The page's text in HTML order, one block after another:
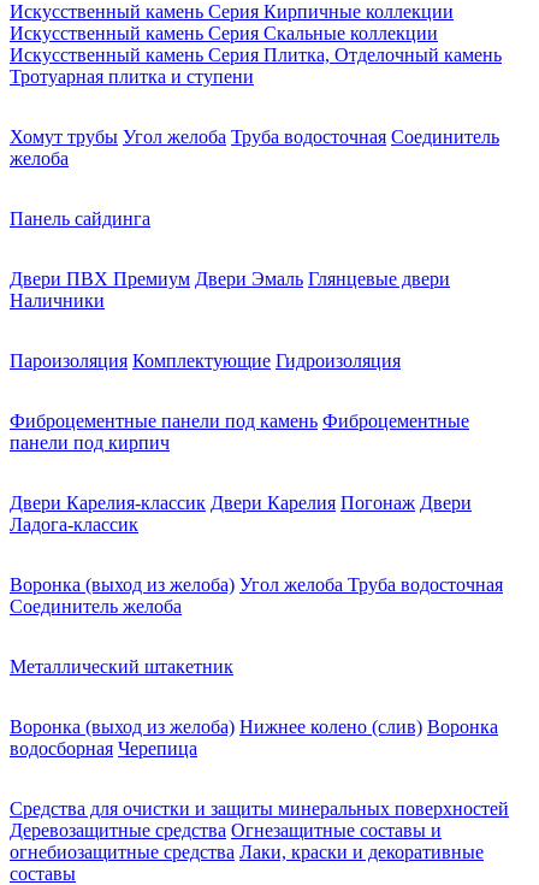
Искусственный камень Серия Кирпичные коллекции
Искусственный камень Серия Скальные коллекции
Искусственный камень Серия Плитка, Отделочный камень
Тротуарная плитка и ступени
Хомут трубы Угол желоба Труба водосточная Соединитель
желоба
Панель сайдинга
Двери ПВХ Премиум Двери Эмаль Глянцевые двери
Наличники
Пароизоляция Комплектующие Гидроизоляция
Фиброцементные панели под камень Фиброцементные
панели под кирпич
Двери Карелия-классик Двери Карелия Погонаж Двери
Ладога-классик
Воронка (выход из желоба) Угол желоба Труба водосточная
Соединитель желоба
Металлический штакетник
Воронка (выход из желоба) Нижнее колено (слив) Воронка
водосборная Черепица
Средства для очистки и защиты минеральных поверхностей
Деревозащитные средства Огнезащитные составы и
огнебиозащитные средства Лаки, краски и декоративные
составы